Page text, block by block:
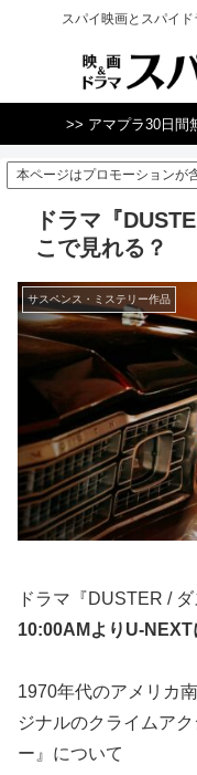
スパイ映画とスパイ
>> アマプラ30日間
本ページはプロモーションが
ドラマ『
こで見れる？
サスペンス・ミステリー作品
ドラマ『DUSTER / ダ
10:00AMよりU-NEXT
1970年代のアメリカ
ジナルのクライムア
ー』について